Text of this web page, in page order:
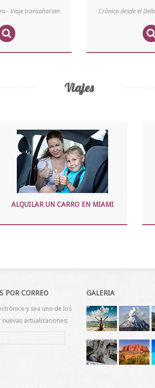
- Viaje transaharian Crónica desde el
Viajes
ALQUILAR UN CARRO EN MIAMI
POR CORREO
y sea uno de los
actualizaciones:
GALERIA
- -
- -